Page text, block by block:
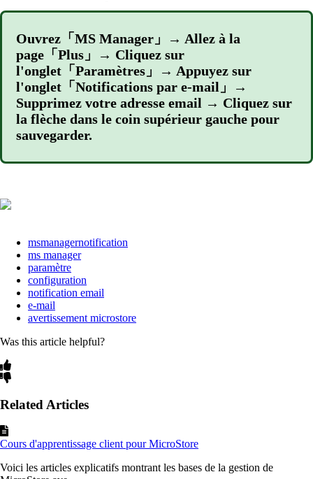
Ouvrez「MS Manager」→ Allez à la
page「Plus」→ Cliquez sur
l'onglet「Paramètres」→ Appuyez sur
l'onglet「Notifications par e-mail」→
Supprimez votre adresse email → Cliquez sur
la flèche dans le coin supérieur gauche pour
sauvegarder.
msmanagernotification
ms manager
paramètre
configuration
notification email
e-mail
avertissement microstore
Was this article helpful?
Related Articles
Cours d'apprentissage client pour MicroStore
Voici les articles explicatifs montrant les bases de la gestion de